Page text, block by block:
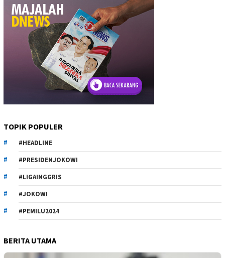
TOPIK POPULER
#HEADLINE
#PRESIDENJOKOWI
#LIGAINGGRIS
#JOKOWI
#PEMILU2024
BERITA UTAMA